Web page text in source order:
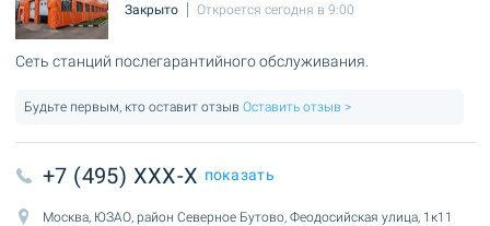
Закрыто
Откроется сегодня в 9:00
Сеть станций послегарантийного обслуживания.
Будьте первым, кто оставит отзыв Оставить отзыв >
+7 (495) XXX-X показать
Москва, ЮЗАО, район Северное Бутово, Феодосийская улица, 1к11